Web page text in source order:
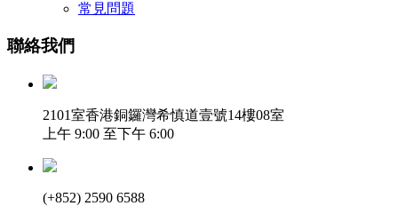
常見問題
聯絡我們
2101室香港銅鑼灣希慎道壹號14樓08室
上午 9:00 至下午 6:00
(+852) 2590 6588